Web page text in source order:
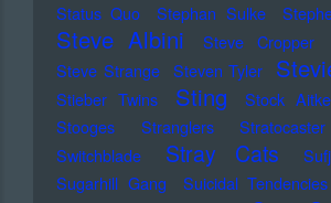
Status Quo
Stephan Sulke
Steve Albini Steve Cropper
Steve Strange Steven Tyler
Stieber Twins Sting
Stock
Stooges
Stranglers Stratocaster
Switchblade
Stray Cats
Sugarhill Gang
Suicidal Tendencies